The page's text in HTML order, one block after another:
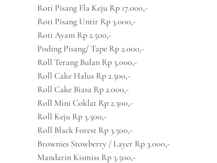
Roti Pisang Fla Keju Rp 17.000,-
Roti Pisang Untir Rp 3.000,-
Roti Ayam Rp 2.500,-
Poding Pisang/ Tape Rp 2.000,-
Roll Terang Bulan Rp 3.000,-
Roll Cake Halus Rp 2.500,-
Roll Cake Biasa Rp 2.000,-
Roll Mini Coklat Rp 2.500,-
Roll Keju Rp 3.500,-
Roll Black Forest Rp 3.500,-
Brownies Stowberry / Layer Rp 3.000,-
Mandarin Kismiss Rp 3.500,-